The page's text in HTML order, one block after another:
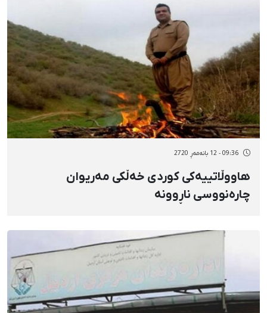
09:36 - 12 بانەمەڕ 2720
هاووڵاتییەکی کوردی خەڵکی مەریوان
چارەنووسی ناڕوونە